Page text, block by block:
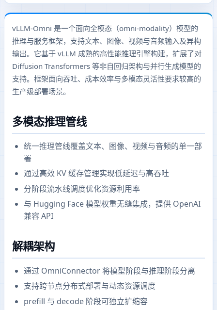
vLLM-Omni 是一个面向全模态（omni-modality）模型的
推理与服务框架，支持文本、图像、视频与音频输入及异构
输出。它基于 vLLM 成熟的高性能推理引擎构建，扩展了对
Diffusion Transformers 等非自回归架构与并行生成模型的
支持。框架面向吞吐、成本效率与多模态灵活性要求较高的
生产级部署场景。
多模态推理管线
统一推理管线覆盖文本、图像、视频与音频的单一部
署
通过高效 KV 缓存管理实现低延迟与高吞吐
分阶段流水线调度优化资源利用率
与 Hugging Face 模型权重无缝集成，提供 OpenAI
兼容 API
解耦架构
通过 OmniConnector 将模型阶段与推理阶段分离
支持跨节点分布式部署与动态资源调度
prefill 与 decode 阶段可独立扩缩容